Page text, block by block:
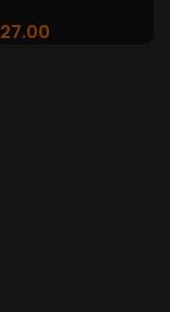
27.00